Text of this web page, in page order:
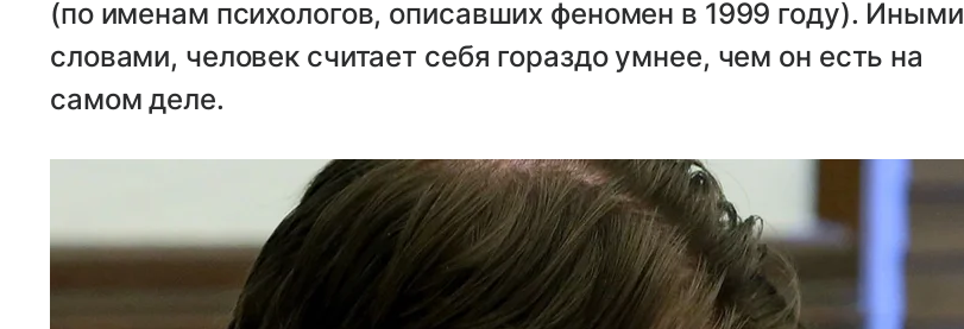
(по именам психологов, описавших феномен в 1999 году). Иными
словами, человек считает себя гораздо умнее, чем он есть на
самом деле.